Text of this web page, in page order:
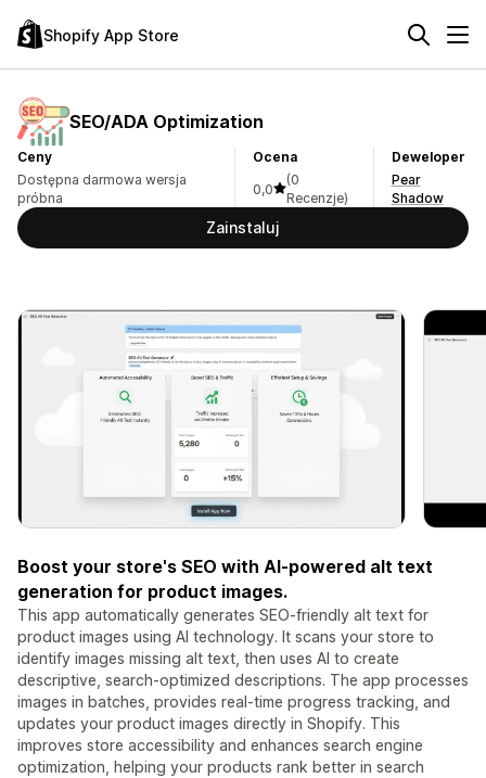
Shopify App Store
SEO/ADA Optimization
Ceny
Dostępna darmowa wersja
próbna
Ocena
0,0
(0
Recenzje)
Deweloper
Pear
Shadow
Zainstaluj
Boost your store's SEO with AI-powered alt text
generation for product images.
This app automatically generates SEO-friendly alt text for
product images using AI technology. It scans your store to
identify images missing alt text, then uses AI to create
descriptive, search-optimized descriptions. The app processes
images in batches, provides real-time progress tracking, and
updates your product images directly in Shopify. This
improves store accessibility and enhances search engine
optimization, helping your products rank better in search